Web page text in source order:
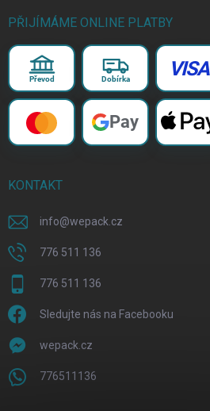
PŘIJÍMÁME ONLINE PLATBY
Převod Dobírka VISA
Pay
KONTAKT
info@wepack.cz
776 511 136
776 511 136
Sledujte nás na Facebooku
wepack.cz
776511136